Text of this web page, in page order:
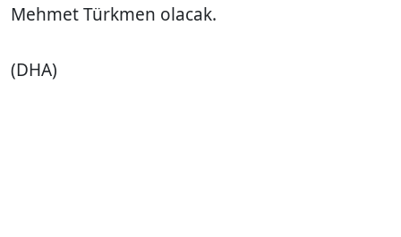
Mehmet Türkmen olacak.
(DHA)